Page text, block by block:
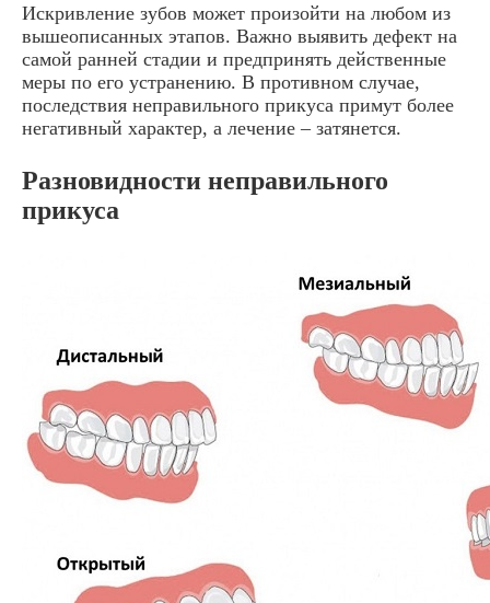
Искривление зубов может произойти на любом из
вышеописанных этапов. Важно выявить дефект на
самой ранней стадии и предпринять действенные
меры по его устранению. В противном случае,
последствия неправильного прикуса примут более
негативный характер, а лечение – затянется.
Разновидности неправильного
прикуса